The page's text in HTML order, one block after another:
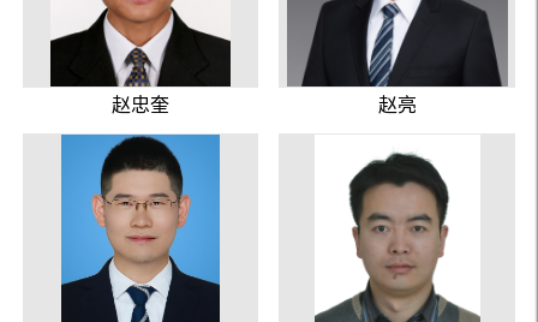
赵忠奎 赵亮